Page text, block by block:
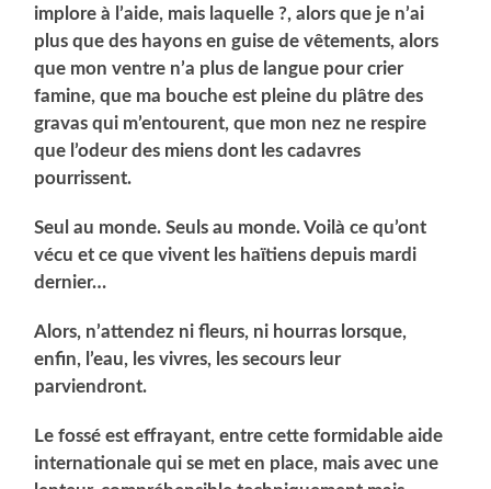
implore à l’aide, mais laquelle ?, alors que je n’ai
plus que des hayons en guise de vêtements, alors
que mon ventre n’a plus de langue pour crier
famine, que ma bouche est pleine du plâtre des
gravas qui m’entourent, que mon nez ne respire
que l’odeur des miens dont les cadavres
pourrissent.
Seul au monde. Seuls au monde. Voilà ce qu’ont
vécu et ce que vivent les haïtiens depuis mardi
dernier…
Alors, n’attendez ni fleurs, ni hourras lorsque,
enfin, l’eau, les vivres, les secours leur
parviendront.
Le fossé est effrayant, entre cette formidable aide
internationale qui se met en place, mais avec une